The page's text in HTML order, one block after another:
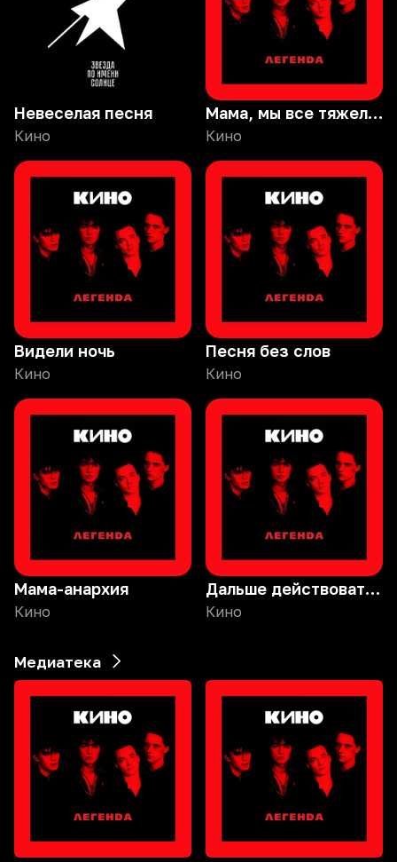
Невеселая песня
Кино
Мама, мы все тяжело больны
Кино
Видели ночь
Кино
Песня без слов
Кино
Мама-анархия
Кино
Дальше действовать будем мы
Кино
Медиатека